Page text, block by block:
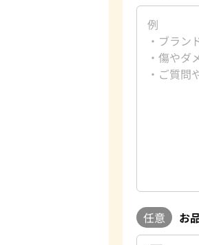
任意 お